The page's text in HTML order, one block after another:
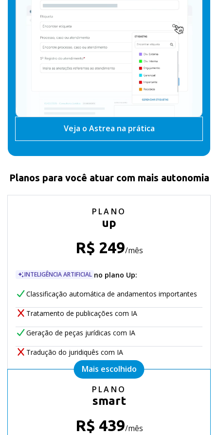
Veja o Astrea na prática
Planos para você atuar com mais autonomia
PLANO
up
R$ 249/mês
INTELIGÊNCIA ARTIFICIAL no plano Up:
Classificação automática de andamentos importantes
Tratamento de publicações com IA
Geração de peças jurídicas com IA
Tradução do juridiquês com IA
PLANO
smart
R$ 439/mês